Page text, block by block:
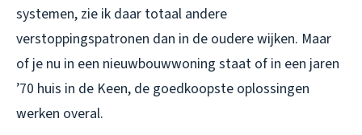
systemen, zie ik daar totaal andere
verstoppingspatronen dan in de oudere wijken. Maar
of je nu in een nieuwbouwwoning staat of in een jaren
’70 huis in de Keen, de goedkoopste oplossingen
werken overal.